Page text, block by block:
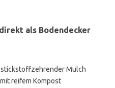
als Bodendecker
stickstoffzehrender Mulch
reifem Kompost